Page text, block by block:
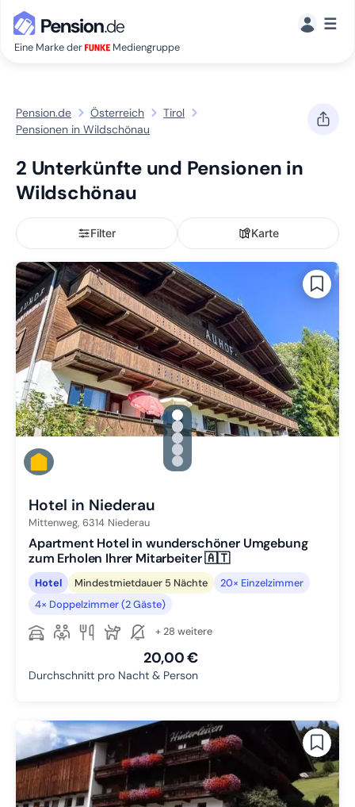
Eine Marke der Mediengruppe
☰
Pension.de Österreich
Tirol
Pensionen in Wildschönau
2 Unterkünfte und Pensionen in
Wildschönau
Filter Karte
gallery.slide_selector
Zu Slide 1 wechseln
Zu Slide 2 wechseln
Zu Slide 3 wechseln
Zu Slide 4 wechseln
Zu Slide 5 wechseln
Hotel in Niederau
Mittenweg, 6314 Niederau
Apartment Hotel in wunderschöner Umgebung
zum Erholen Ihrer Mitarbeiter 🇦🇹
Hotel Mindestmietdauer 5 Nächte
20× Einzelzimmer
4× Doppelzimmer (2 Gäste)
+ 28 weitere
20,00 €
Durchschnitt pro Nacht & Person